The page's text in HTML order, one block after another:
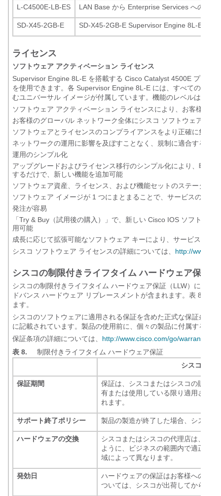
L-C4500E-LB-ES LAN Base から Enterprise Services へのア
SD-X45-2GB-E SD-X45-2GB-E Supervisor Engine 8L-E 用
ライセンス
ソフトウェア アクティベーション ライセンス
Supervisor Engine 8L-E を搭載する Cisco Catalyst 4500E プラッ
を使用できます。各 Supervisor Engine 8L-E には、すべての機能
むユニバーサル イメージが付属しています。機能のレベルは、適
ソフトウェア アクティベーション ライセンスにより、お客様は次
お客様のグローバル ネットワーク全体にシスコ ソフトウェア ア
ソフトウェアとライセンスのコンプライアンスをより正確に集中
ネットワークの運用に影響を及ぼすことなく、規制に適合するた
運用のシンプル化
アップグレードおよびライセンス移行のシンプル化により、時間
するだけで、新しい機能を追加可能
ソフトウェア資産、ライセンス、および機能セットのステータス
ソフトウェア イメージが 1 つにまとまることで、サービスの提供
発注が容易
「Try & Buy（試用後の購入）」で、新しい Cisco IOS ソフトウ
用可能
成長に応じて拡張可能なソフトウェア キーにより、サービス コ
シスコ ソフトウェア ライセンスの詳細については、 http://
シスコの制限付きライフタイム ハードウェア保証
シスコの制限付きライフタイム ハードウェア保証（LLW）には
ドバンス ハードウェア リプレースメントが含まれます。表 8 に
ます。
シスコのソフトウェアに適用される保証を含めた正式な保証条件
に記載されています。製品の使用前に、個々の製品に付属する保
保証条項の詳細については、 http://www.cisco.com/go/warranty/
表 8.
制限付きライフタイム ハードウェア保証
シスコ制限
保証期間
保証は、シスコまたはシスコの販売
有または使用している限り適用され
れます。
サポート終了ポリシー 製品の製造が終了した場合、シスコ
ハードウェアの交換
シスコまたはシスコの代理店は、
ように、ビジネスの範囲内で適正な
域によって異なります。
発効日
ハードウェアの保証はお客様への出
ついては、シスコが出荷してから 90